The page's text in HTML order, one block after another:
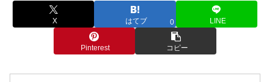
X はてブ 0 LINE
Pinterest コピー